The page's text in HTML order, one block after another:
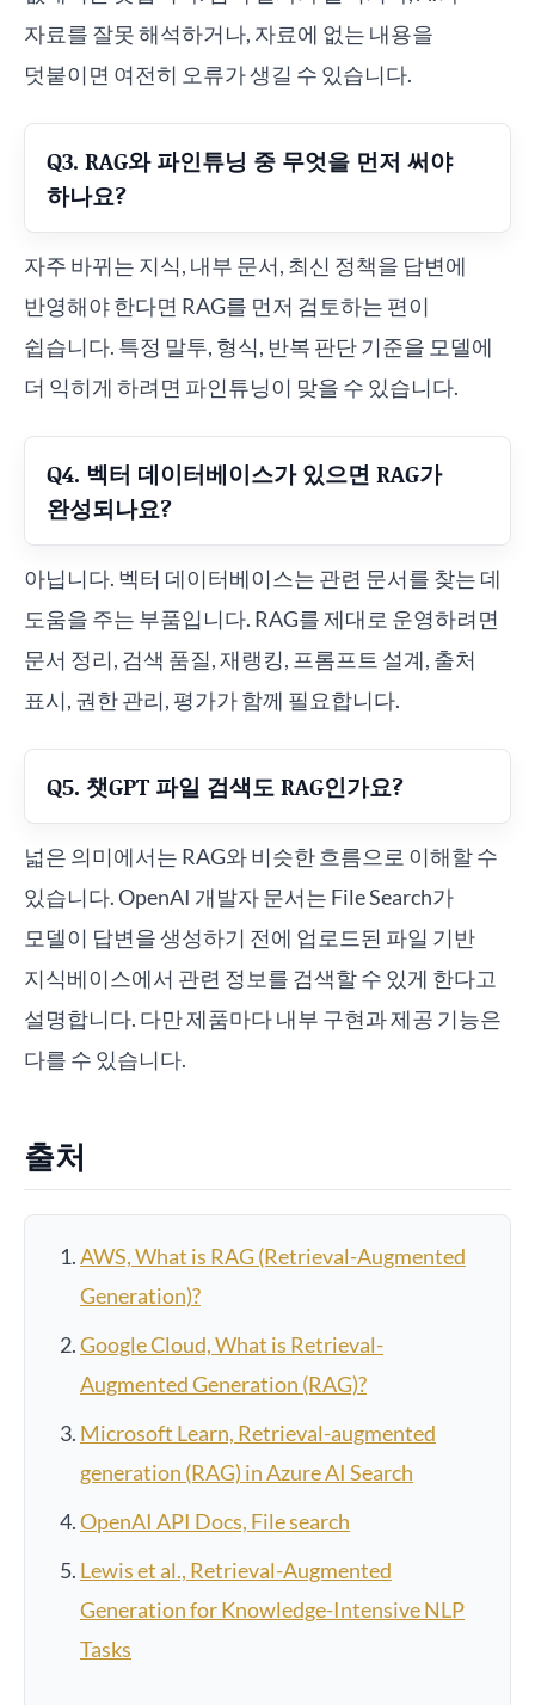
자료를 잘못 해석하거나, 자료에 없는 내용을
덧붙이면 여전히 오류가 생길 수 있습니다.
Q3. RAG와 파인튜닝 중 무엇을 먼저 써야
하나요?
자주 바뀌는 지식, 내부 문서, 최신 정책을 답변에
반영해야 한다면 RAG를 먼저 검토하는 편이
쉽습니다. 특정 말투, 형식, 반복 판단 기준을 모델에
더 익히게 하려면 파인튜닝이 맞을 수 있습니다.
Q4. 벡터 데이터베이스가 있으면 RAG가
완성되나요?
아닙니다. 벡터 데이터베이스는 관련 문서를 찾는 데
도움을 주는 부품입니다. RAG를 제대로 운영하려면
문서 정리, 검색 품질, 재랭킹, 프롬프트 설계, 출처
표시, 권한 관리, 평가가 함께 필요합니다.
Q5. 챗GPT 파일 검색도 RAG인가요?
넓은 의미에서는 RAG와 비슷한 흐름으로 이해할 수
있습니다. OpenAI 개발자 문서는 File Search가
모델이 답변을 생성하기 전에 업로드된 파일 기반
지식베이스에서 관련 정보를 검색할 수 있게 한다고
설명합니다. 다만 제품마다 내부 구현과 제공 기능은
다를 수 있습니다.
출처
AWS, What is RAG (Retrieval-Augmented
Generation)?
Google Cloud, What is Retrieval-
Augmented Generation (RAG)?
Microsoft Learn, Retrieval-augmented
generation (RAG) in Azure AI Search
OpenAI API Docs, File search
Lewis et al., Retrieval-Augmented
Generation for Knowledge-Intensive NLP
Tasks